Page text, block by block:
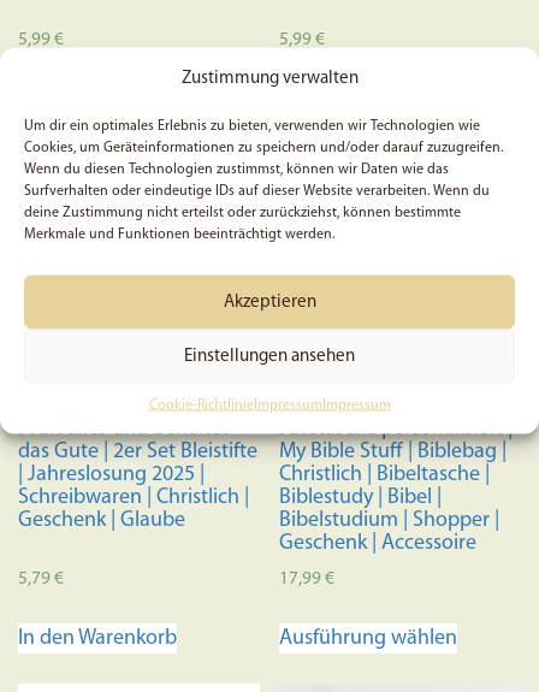
Zustimmung verwalten
Um dir ein optimales Erlebnis zu bieten, verwenden wir Technologien wie
Cookies, um Geräteinformationen zu speichern und/oder darauf zuzugreifen.
Wenn du diesen Technologien zustimmst, können wir Daten wie das
Surfverhalten oder eindeutige IDs auf dieser Website verarbeiten. Wenn du
deine Zustimmung nicht erteilst oder zurückziehst, können bestimmte
Merkmale und Funktionen beeinträchtigt werden.
Akzeptieren
Einstellungen ansehen
Cookie-RichtlinieImpressum Impressum
5,99€ 5,99€
weist
gewählt
werden
Prüft alles und behaltet
das Gute | 2er Set Bleistifte
| Jahreslosung 2025 |
Schreibwaren | Christlich |
Geschenk | Glaube
5,79€
In den Warenkorb
Jutetasche personalisiert |
My Bible Stuff | Biblebag |
Christlich | Bibeltasche |
Biblestudy | Bibel |
Bibelstudium | Shopper |
Geschenk | Accessoire
17,99€
Ausführung wählen